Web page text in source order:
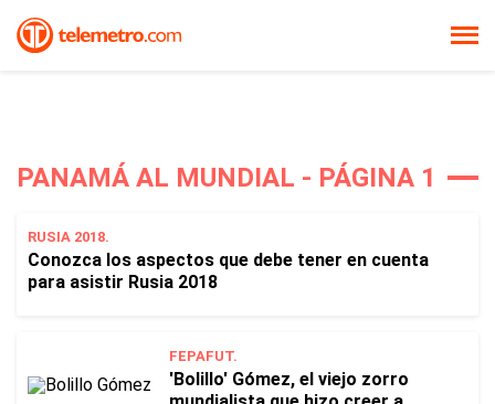
PANAMÁ AL MUNDIAL - PÁGINA 1
RUSIA 2018.
Conozca los aspectos que debe tener en cuenta
para asistir Rusia 2018
FEPAFUT.
'Bolillo' Gómez, el viejo zorro